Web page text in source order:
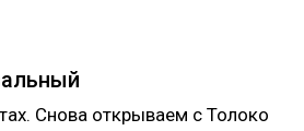
Снова открываем с Толоко